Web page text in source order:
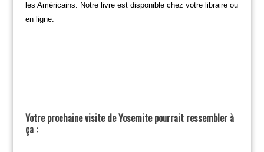
les Américains. Notre livre est disponible chez votre libraire ou
en ligne.
Votre prochaine visite de Yosemite pourrait ressembler à
ça :